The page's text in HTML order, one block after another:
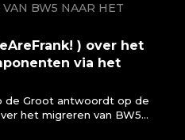
BW5 NAAR HET
) over het
via het
de Groot antwoordt op de
het migreren van BW5